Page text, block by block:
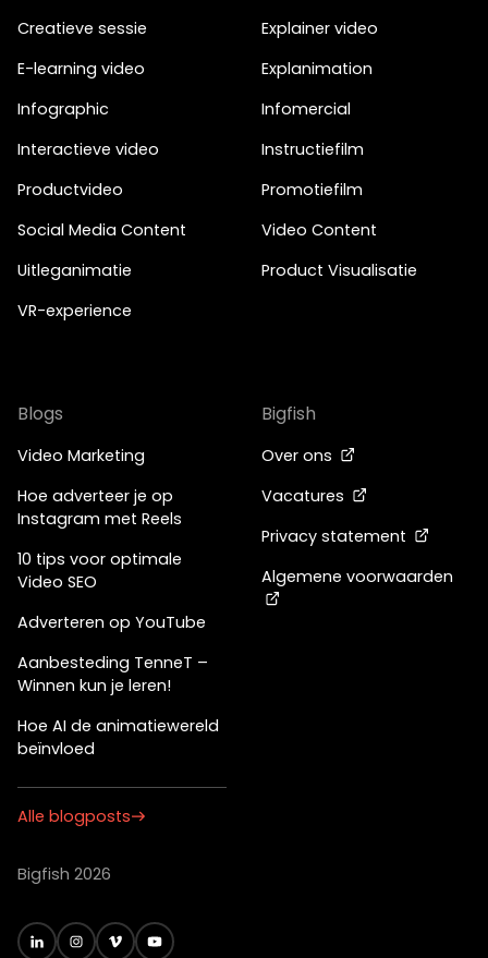
Creatieve sessie
E-learning video
Infographic
Interactieve video
Productvideo
Social Media Content
Uitleganimatie
VR-experience
Explainer video
Explanimation
Infomercial
Instructiefilm
Promotiefilm
Video Content
Product Visualisatie
Blogs
Video Marketing
Hoe adverteer je op
Instagram met Reels
10 tips voor optimale
Video SEO
Adverteren op YouTube
Aanbesteding TenneT –
Winnen kun je leren!
Hoe AI de animatiewereld
beïnvloed
Alle blogposts
Bigfish
Over ons
Vacatures
Privacy statement
Algemene voorwaarden
Bigfish 2026